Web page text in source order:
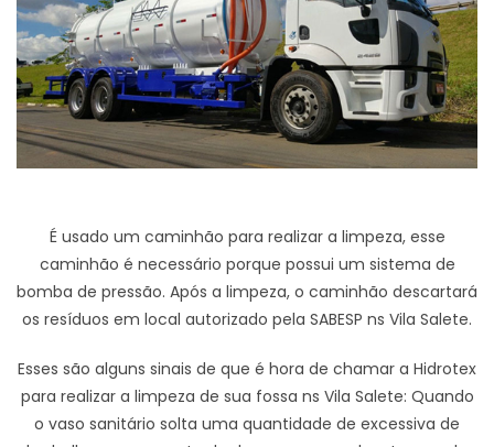
É usado um caminhão para realizar a limpeza, esse
caminhão é necessário porque possui um sistema de
bomba de pressão. Após a limpeza, o caminhão descartará
os resíduos em local autorizado pela SABESP ns Vila Salete.
Esses são alguns sinais de que é hora de chamar a Hidrotex
para realizar a limpeza de sua fossa ns Vila Salete: Quando
o vaso sanitário solta uma quantidade de excessiva de